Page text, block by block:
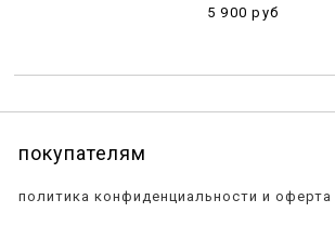
5 900 руб
покупателям
политика конфиденциальности и оферта